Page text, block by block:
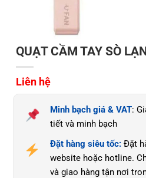
QUẠT CẦM TAY SÒ
Liên hệ
Minh bạch giá & VAT:
tiết và minh bạch
Đặt hàng siêu tốc: Đặt
website hoặc hotline.
và giao hàng tận nơi